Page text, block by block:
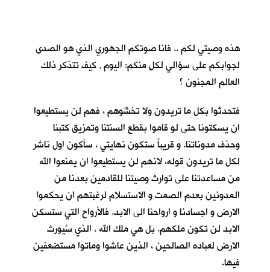
هذه وصيتي لكم .. فانا صوتكم الجهوري الذي هو الصدى
لجوابكم على سؤالي لكلٍ منكم: اليوم , كيف تتذكر ذلك
العالم المجنون ؟
فتحدثوا بكل ما تريدون ولا تخشَوهم ، فهم لن يستطيعوا
ان يسكتونا حتى لو قاموا بقطع السنتنا وتمزيق كتبنا
وحذف مدوناتنا. و قريباً ستكون نهايتي ، سأكون اول ناشر
لكل ما تريدون قوله، لانهم لن يستطيعوا ان يمنعوا الله
من مساعدتنا على توارث وصيتنا للقادمين بعدنا من
المدونين بعدم الصمت و الاستسلام لرغبتهم ان يحكموا
الارض و اجسادنا و ارواحنا الى الابد. فالأرواح التي ستسكن
الابد لن تكون ملكهم. بل هي ملك الله ، الذي سُيورث
الارض لعباده الصالحين ، الذين عاشوا وماتوا مستضعفين
فيها.